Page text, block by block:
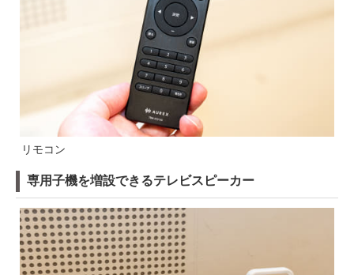
リモコン
専用子機を増設できるテレビスピーカー